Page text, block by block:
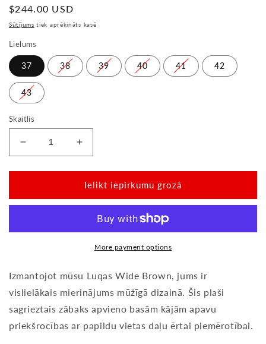
Parastā
cena
$244.00 USD
Sūtījums tiek aprēķināts kasē
Lielums
37 38 39 40 41 42
43
Skaitlis
Samazināt
summu
par
plaši
Palielināt
summu
par
Luqas
plaši
Ielikt iepirkumu grozā
More payment options
Izmantojot mūsu Luqas Wide Brown, jums ir
vislielākais mierinājums mūžīgā dizainā. Šis plaši
sagrieztais zābaks apvieno basām kājām apavu
priekšrocības ar papildu vietas daļu ērtai piemērotībai.